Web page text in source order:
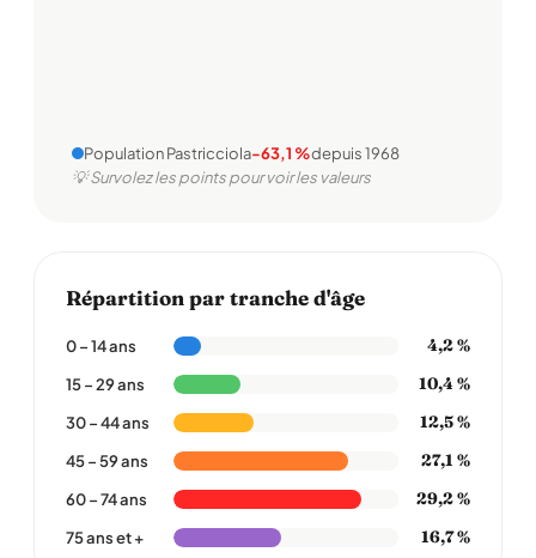
Population Pastricciola-63,1 %depuis 1968
💡 Survolez les points pour voir les valeurs
Répartition par tranche d'âge
0 – 14 ans 4,2 %
15 – 29 ans 10,4 %
30 – 44 ans 12,5 %
45 – 59 ans 27,1 %
60 – 74 ans 29,2 %
75 ans et + 16,7 %